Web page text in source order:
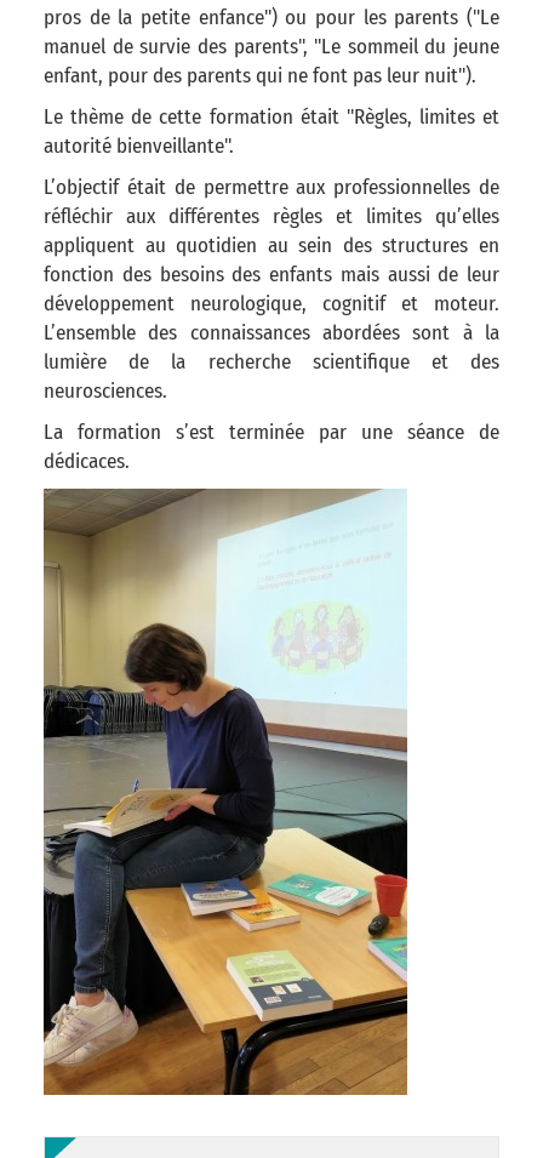
pros de la petite enfance") ou pour les parents ("Le
manuel de survie des parents", "Le sommeil du jeune
enfant, pour des parents qui ne font pas leur nuit").
Le thème de cette formation était "Règles, limites et
autorité bienveillante".
L’objectif était de permettre aux professionnelles de
réfléchir aux différentes règles et limites qu’elles
appliquent au quotidien au sein des structures en
fonction des besoins des enfants mais aussi de leur
développement neurologique, cognitif et moteur.
L’ensemble des connaissances abordées sont à la
lumière de la recherche scientifique et des
neurosciences.
La formation s’est terminée par une séance de
dédicaces.